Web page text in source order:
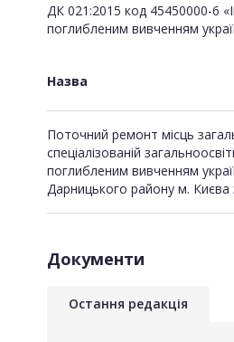
ДК 021:2015 код 45450000-6
поглибленим вивченням
Назва
Поточний ремонт місць
спеціалізованій
поглибленим вивченням
Дарницького району м. Києва
Документи
Остання редакція